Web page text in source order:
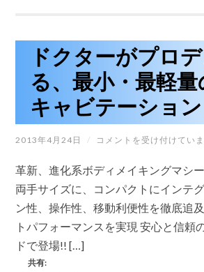
ビ
テ
ー
シ
ョ
ン
は
ドクターがプロ
る、最小・最軽量
キャビテーション
2013年4月24日 /
ド
ー
が
ロ
デ
ュ
コメントを受け付けてい
革新、進化系ボディメイキングマシ
両手サイズに、コンパクトにインテ
ン性、操作性、移動利便性を徹底追
トパフォーマンスを実現 安心と信頼
ドで登場!! […]
共有: